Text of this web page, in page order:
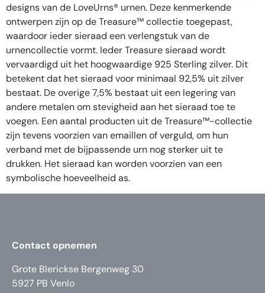
designs van de LoveUrns® urnen. Deze kenmerkende
ontwerpen zijn op de Treasure™ collectie toegepast,
waardoor ieder sieraad een verlengstuk van de
urnencollectie vormt. Ieder Treasure sieraad wordt
vervaardigd uit het hoogwaardige 925 Sterling zilver. Dit
betekent dat het sieraad voor minimaal 92,5% uit zilver
bestaat. De overige 7,5% bestaat uit een legering van
andere metalen om stevigheid aan het sieraad toe te
voegen. Een aantal producten uit de Treasure™-collectie
zijn tevens voorzien van emaillen of verguld, om hun
verband met de bijpassende urn nog sterker uit te
drukken. Het sieraad kan worden voorzien van een
symbolische hoeveelheid as.
Contact opnemen
Grote Blerickse Bergenweg 30
5927 PB Venlo